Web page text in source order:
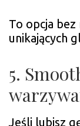
To opcja
unikających
5.
Jeśli lubisz